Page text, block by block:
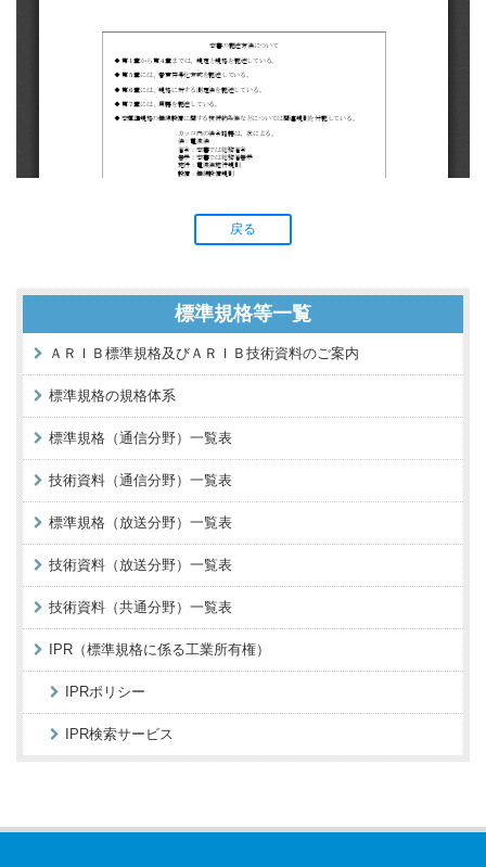
戻る
標準規格等一覧
ＡＲＩＢ標準規格及びＡＲＩＢ技術資料のご案内
標準規格の規格体系
標準規格（通信分野）一覧表
技術資料（通信分野）一覧表
標準規格（放送分野）一覧表
技術資料（放送分野）一覧表
技術資料（共通分野）一覧表
IPR（標準規格に係る工業所有権）
IPRポリシー
IPR検索サービス